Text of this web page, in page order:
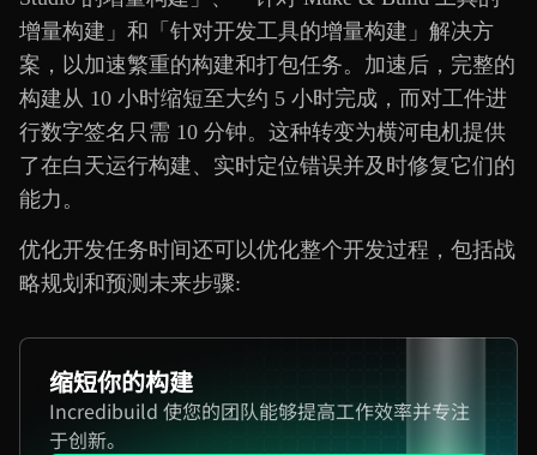
增量构建」和「针对开发工具的增量构建」解决方
案，以加速繁重的构建和打包任务。加速后，完整的
构建从 10 小时缩短至大约 5 小时完成，而对工件进
行数字签名只需 10 分钟。这种转变为横河电机提供
了在白天运行构建、实时定位错误并及时修复它们的
能力。
优化开发任务时间还可以优化整个开发过程，包括战
略规划和预测未来步骤:
缩短你的构建
Incredibuild 使您的团队能够提高工作效率并专注
于创新。